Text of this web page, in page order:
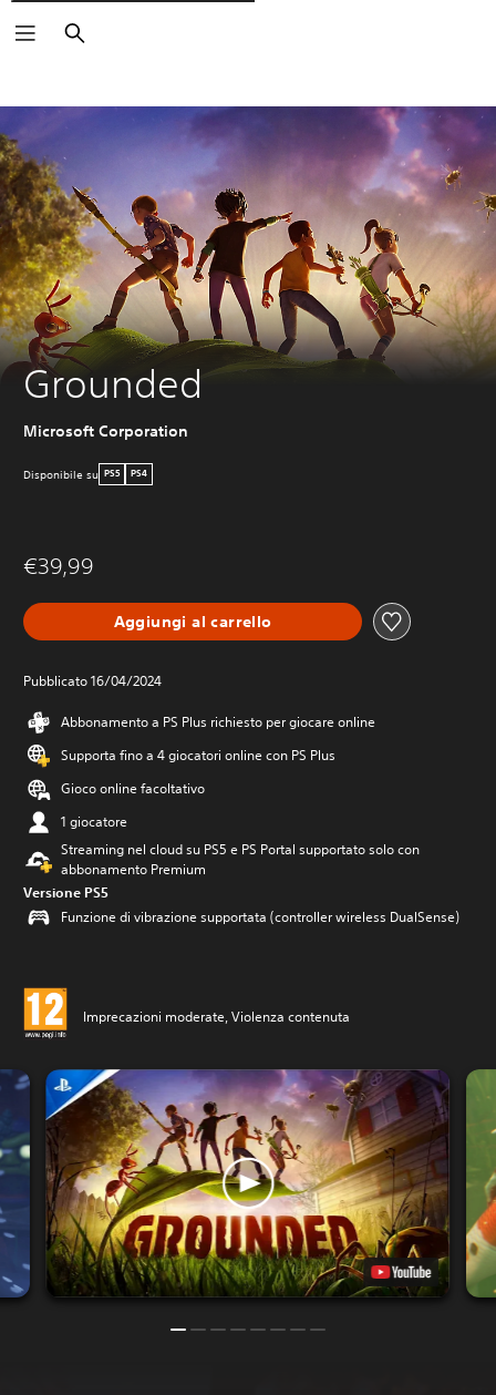
Cerca
Grounded
Microsoft Corporation
Disponibile su PS5 PS4
€39,99
Aggiungi al carrello
Pubblicato 16/04/2024
Abbonamento a PS Plus richiesto per giocare online
Supporta fino a 4 giocatori online con PS Plus
Gioco online facoltativo
1 giocatore
Streaming nel cloud su PS5 e PS Portal supportato solo con
abbonamento Premium
Versione PS5
Funzione di vibrazione supportata (controller wireless DualSense)
Imprecazioni moderate, Violenza contenuta